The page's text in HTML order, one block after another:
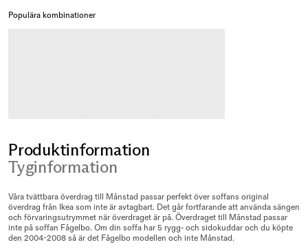
Populära kombinationer
Produktinformation
Tyginformation
Våra tvättbara överdrag till Månstad passar perfekt över soffans original
överdrag från Ikea som inte är avtagbart. Det går fortfarande att använda sängen
och förvaringsutrymmet när överdraget är på. Överdraget till Månstad passar
inte på soffan Fågelbo. Om din soffa har 5 rygg- och sidokuddar och du köpte
den 2004-2008 så är det Fågelbo modellen och inte Månstad.